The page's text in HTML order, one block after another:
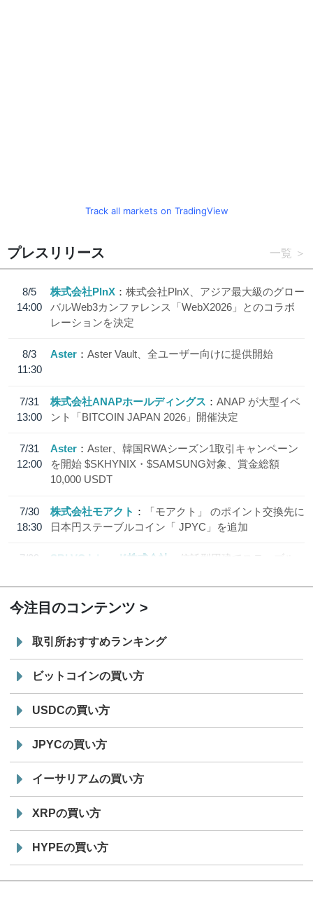
Track all markets on TradingView
プレスリリース 一覧
8/5
14:00
株式会社PlnX
株式会社PlnX、アジア最大級のグロー
バルWeb3カンファレンス「WebX2026」とのコラボ
レーションを決定
8/3
11:30
Aster Aster Vault、全ユーザー向けに提供開始
7/31
13:00
株式会社ANAPホールディングス
ANAP が大型イベ
ント「BITCOIN JAPAN 2026」開催決定
7/31
12:00
Aster
Aster、韓国RWAシーズン1取引キャンペーン
を開始 $SKHYNIX・$SAMSUNG対象、賞金総額
10,000 USDT
7/30
18:30
株式会社モアクト
「モアクト」 のポイント交換先に
日本円ステーブルコイン「 JPYC」を追加
7/29
SBI VCトレード株式会社
信託型円建てステーブル
今注目のコンテンツ
取引所おすすめランキング
ビットコインの買い方
USDCの買い方
JPYCの買い方
イーサリアムの買い方
XRPの買い方
HYPEの買い方